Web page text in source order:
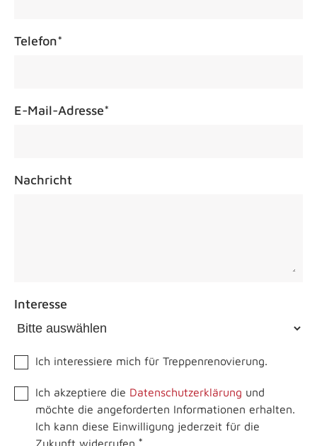
Telefon*
E-Mail-Adresse*
Nachricht
Interesse
Ich interessiere mich für Treppenrenovierung.
Ich akzeptiere die Datenschutzerklärung und
möchte die angeforderten Informationen erhalten.
Ich kann diese Einwilligung jederzeit für die
Zukunft widerrufen.*